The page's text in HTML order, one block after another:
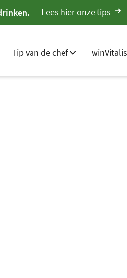
Lees hier onze tips
Tip van de chef winVitalis